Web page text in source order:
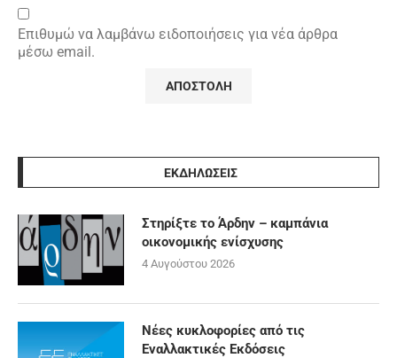
Επιθυμώ να λαμβάνω ειδοποιήσεις για νέα άρθρα
μέσω email.
ΕΚΔΗΛΩΣΕΙΣ
Στηρίξτε το Άρδην – καμπάνια
οικονομικής ενίσχυσης
4 Αυγούστου 2026
Νέες κυκλοφορίες από τις
Εναλλακτικές Εκδόσεις